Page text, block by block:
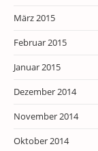
März 2015
Februar 2015
Januar 2015
Dezember 2014
November 2014
Oktober 2014